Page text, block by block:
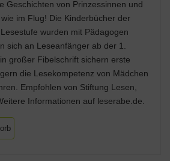
Geschichten von Prinzessinnen und
im Flug! Die Kinderbücher der
wurden mit Pädagogen
sich an Leseanfänger ab der 1.
großer Fibelschrift sichern erste
die Lesekompetenz von Mädchen
Empfohlen von Stiftung Lesen,
Informationen auf leserabe.de.